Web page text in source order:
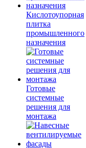
Кислотоупорная
плитка
промышленного
назначения
Готовые
системные
решения для
монтажа